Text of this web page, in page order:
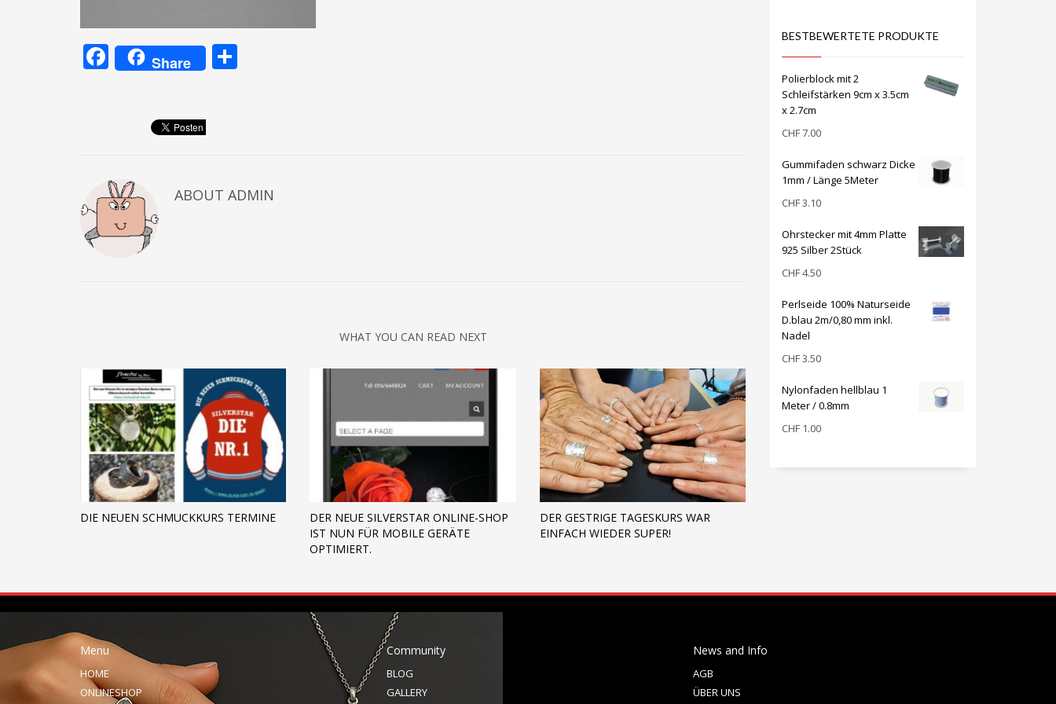
Facebook
Share
ABOUT ADMIN
WHAT YOU CAN READ NEXT
DIE NEUEN SCHMUCKKURS TERMINE
DER NEUE SILVERSTAR ONLINE-SHOP
IST NUN FÜR MOBILE GERÄTE
OPTIMIERT.
DER GESTRIGE TAGESKURS WAR
EINFACH WIEDER SUPER!
BESTBEWERTETE PRODUKTE
Polierblock mit 2
Schleifstärken 9cm x 3.5cm
x 2.7cm
CHF7.00
Gummifaden schwarz Dicke
1mm / Länge 5Meter
CHF3.10
Ohrstecker mit 4mm Platte
925 Silber 2Stück
CHF4.50
Perlseide 100% Naturseide
D.blau 2m/0,80 mm inkl.
Nadel
CHF3.50
Nylonfaden hellblau 1
Meter / 0.8mm
CHF1.00
Menu
HOME
ONLINESHOP
Community
BLOG
GALLERY
News and Info
AGB
ÜBER UNS